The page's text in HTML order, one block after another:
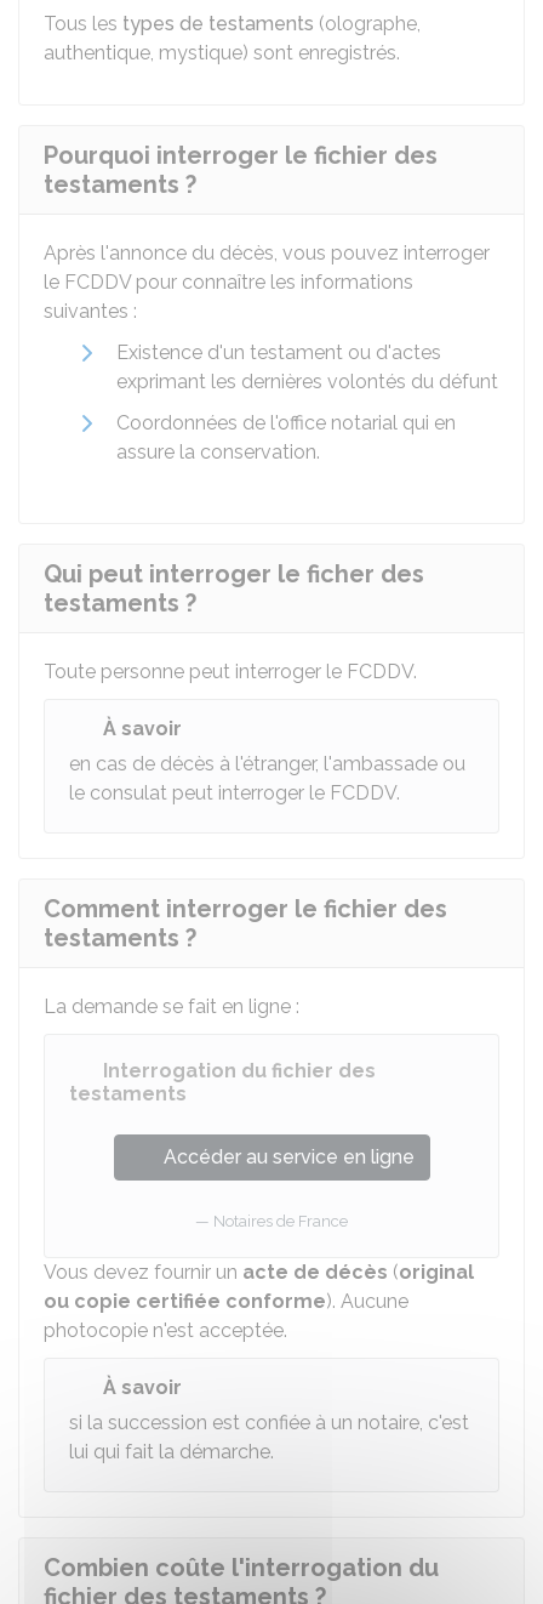
Tous les types de testaments (olographe,
authentique, mystique) sont enregistrés.
Pourquoi interroger le fichier des
testaments ?
Après l'annonce du décès, vous pouvez interroger
le FCDDV pour connaître les informations
suivantes :
Existence d'un testament ou d'actes
exprimant les dernières volontés du défunt
Coordonnées de l'office notarial qui en
assure la conservation.
Qui peut interroger le ficher des
testaments ?
Toute personne peut interroger le FCDDV.
À savoir
en cas de décès à l'étranger, l'ambassade ou
le consulat peut interroger le FCDDV.
Comment interroger le fichier des
testaments ?
La demande se fait en ligne :
Interrogation du fichier des
testaments
Accéder au service en ligne
Notaires de France
Vous devez fournir un acte de décès (original
ou copie certifiée conforme). Aucune
photocopie n'est acceptée.
À savoir
si la succession est confiée à un notaire, c'est
lui qui fait la démarche.
Combien coûte l'interrogation du
fichier des testaments ?